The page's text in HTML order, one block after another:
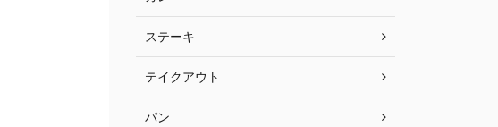
ステーキ
テイクアウト
パン